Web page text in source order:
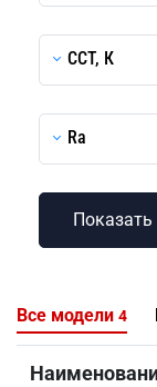
CCT, К
Ra
Все модели 4